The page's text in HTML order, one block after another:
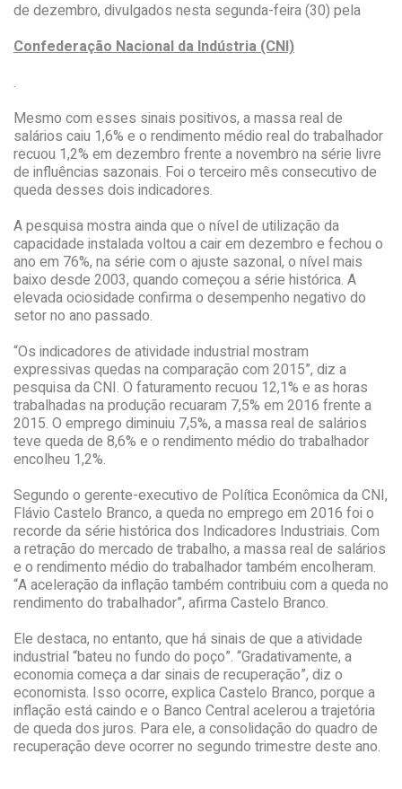
de dezembro, divulgados nesta segunda-feira (30) pela
Confederação Nacional da Indústria (CNI)
.
Mesmo com esses sinais positivos, a massa real de
salários caiu 1,6% e o rendimento médio real do trabalhador
recuou 1,2% em dezembro frente a novembro na série livre
de influências sazonais. Foi o terceiro mês consecutivo de
queda desses dois indicadores.
A pesquisa mostra ainda que o nível de utilização da
capacidade instalada voltou a cair em dezembro e fechou o
ano em 76%, na série com o ajuste sazonal, o nível mais
baixo desde 2003, quando começou a série histórica. A
elevada ociosidade confirma o desempenho negativo do
setor no ano passado.
“Os indicadores de atividade industrial mostram
expressivas quedas na comparação com 2015”, diz a
pesquisa da CNI. O faturamento recuou 12,1% e as horas
trabalhadas na produção recuaram 7,5% em 2016 frente a
2015. O emprego diminuiu 7,5%, a massa real de salários
teve queda de 8,6% e o rendimento médio do trabalhador
encolheu 1,2%.
Segundo o gerente-executivo de Política Econômica da CNI,
Flávio Castelo Branco, a queda no emprego em 2016 foi o
recorde da série histórica dos Indicadores Industriais. Com
a retração do mercado de trabalho, a massa real de salários
e o rendimento médio do trabalhador também encolheram.
“A aceleração da inflação também contribuiu com a queda no
rendimento do trabalhador”, afirma Castelo Branco.
Ele destaca, no entanto, que há sinais de que a atividade
industrial “bateu no fundo do poço”. “Gradativamente, a
economia começa a dar sinais de recuperação”, diz o
economista. Isso ocorre, explica Castelo Branco, porque a
inflação está caindo e o Banco Central acelerou a trajetória
de queda dos juros. Para ele, a consolidação do quadro de
recuperação deve ocorrer no segundo trimestre deste ano.